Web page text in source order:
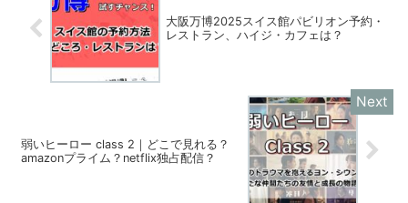
大阪万博2025スイス館パビリオン予約・
レストラン、ハイジ・カフェは？
弱いヒーロー class 2｜どこで見れる？
amazonプライム？netflix独占配信？